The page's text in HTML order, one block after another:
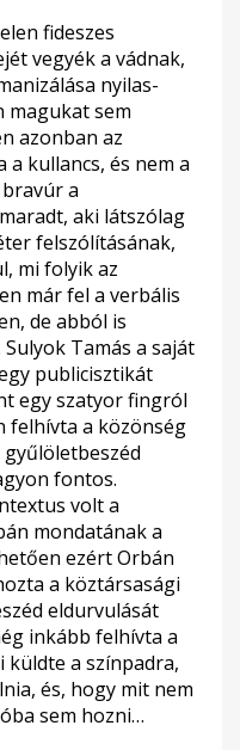
fideszes
vegyék a vádnak,
nyilas-
magukat sem
azonban az
kullancs, és nem a
a
aki látszólag
felszólításának,
mi folyik az
már fel a verbális
de abból is
Tamás a saját
publicisztikát
egy szatyor fingról
felhívta a közönség
fontos.
volt a
mondatának a
ezért Orbán
a köztársasági
eldurvulását
inkább felhívta a
a színpadra,
és, hogy mit nem
sem hozni…